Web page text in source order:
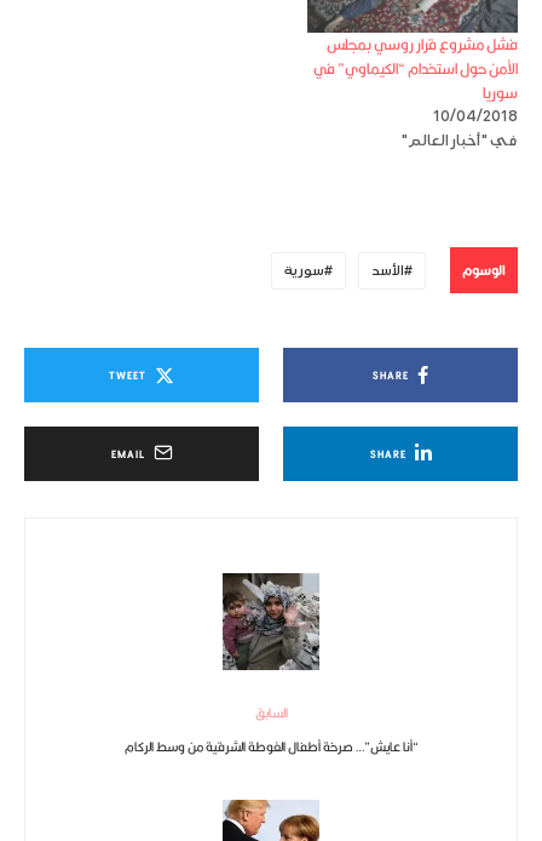
فشل مشروع قرار روسي بمجلس
الأمن حول استخدام “الكيماوي” في
سوريا
10/04/2018
في "أخبار العالم"
الوسوم الأسد سورية
SHARE
TWEET
SHARE
EMAIL
السابق
“أنا عايش”… صرخة أطفال الغوطة الشرقية من وسط الركام